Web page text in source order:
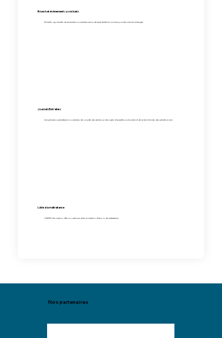
Brunch et évènements ponctuels
De belles opportunités de rassembler nos membres autour de repas festifs et conviviaux pour favoriser les échanges.
Journal L'Entr'aînés
Une publication permettant à nos membres de consulter des articles sur des sujets d'actualité pour les aînés et de se tenir informés des activités à venir.
Lutte à la maltraitance
L'AQDR L'Assomption offre un soutien aux aînés en situation d'abus ou de maltraitance.
Nos partenaires